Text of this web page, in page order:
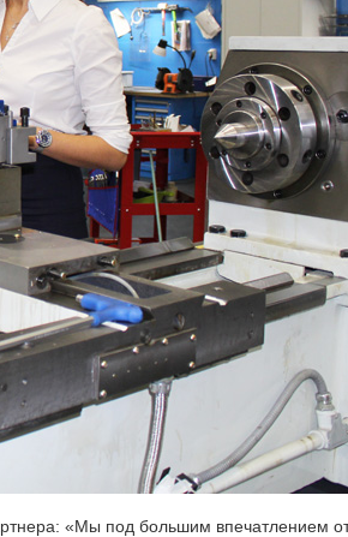
«Мы под большим впечатлением